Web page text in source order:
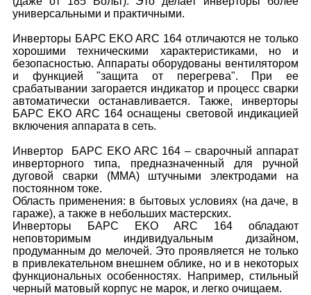
универсальными и практичными.
Инверторы БАРС EKO ARC 164 отличаются не только
хорошими техническими характеристиками, но и
безопасностью. Аппараты оборудованы вентилятором
и функцией "защита от перегрева". При ее
срабатывании загорается индикатор и процесс сварки
автоматически останавливается. Также, инверторы
БАРС EKO ARC 164 оснащены световой индикацией
включения аппарата в сеть.
Инвертор БАРС EKO ARC 164 – сварочный аппарат
инверторного типа, предназначенный для ручной
дуговой сварки (MMA) штучными электродами на
постоянном токе.
Область применения: в бытовых условиях (на даче, в
гараже), а также в небольших мастерских.
Инверторы БАРС EKO ARC 164 обладают
неповторимым индивидуальным дизайном,
продуманным до мелочей. Это проявляется не только
в привлекательном внешнем облике, но и в некоторых
функциональных особенностях. Например, стильный
черный матовый корпус не марок, и легко очищаем.